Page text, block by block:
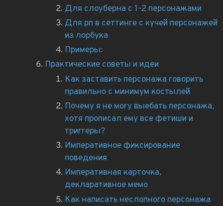
Для слоуберна с 1-2 персонажами
Для рп в сеттинге с кучей персонажей
из лорбука
Примеры:
Практические советы и идеи
Как заставить персонажа говорить
правильно с минимум костылей
Почему я не могу выебать персонажа,
хотя прописал ему все фетиши и
триггеры?
Императивное фиксирование
поведения
Императивная карточка,
декларативное мемо
Как написать неслопного персонажа